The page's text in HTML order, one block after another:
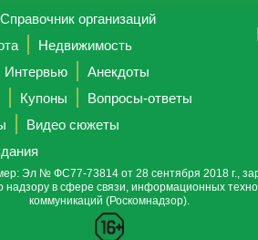
Справочник организаций
Недвижимость
Интервью
Анекдоты
Купоны
Вопросы-ответы
Видео сюжеты
Эл № ФС77-73814 от 28 сентября 2018 г.,
в сфере связи, информационных
коммуникаций (Роскомнадзор).